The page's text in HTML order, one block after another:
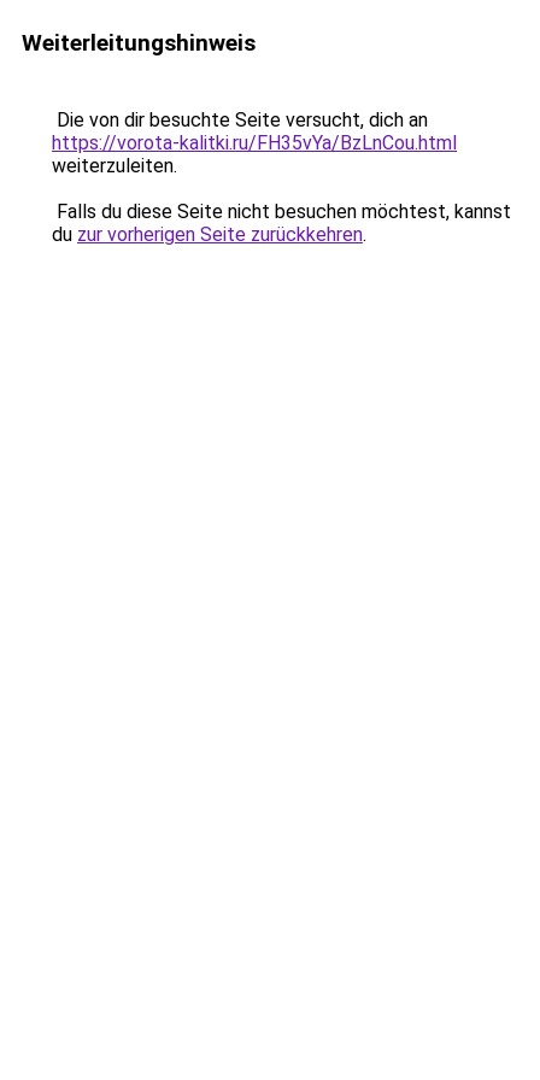
Weiterleitungshinweis
Die von dir besuchte Seite versucht, dich an
https://vorota-kalitki.ru/FH35vYa/BzLnCou.html
weiterzuleiten.
Falls du diese Seite nicht besuchen möchtest, kannst
du zur vorherigen Seite zurückkehren.